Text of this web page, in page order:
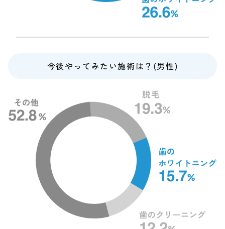
今後やってみたい施術は？(男性)